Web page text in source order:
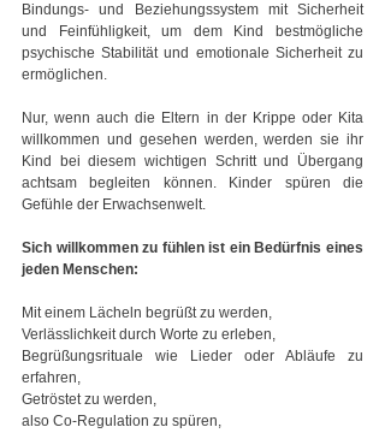
Bindungs- und Beziehungssystem mit Sicherheit
und Feinfühligkeit, um dem Kind bestmögliche
psychische Stabilität und emotionale Sicherheit zu
ermöglichen.
Nur, wenn auch die Eltern in der Krippe oder Kita
willkommen und gesehen werden, werden sie ihr
Kind bei diesem wichtigen Schritt und Übergang
achtsam begleiten können. Kinder spüren die
Gefühle der Erwachsenwelt.
Sich willkommen zu fühlen ist ein Bedürfnis eines
jeden Menschen:
Mit einem Lächeln begrüßt zu werden,
Verlässlichkeit durch Worte zu erleben,
Begrüßungsrituale wie Lieder oder Abläufe zu
erfahren,
Getröstet zu werden,
also Co-Regulation zu spüren,